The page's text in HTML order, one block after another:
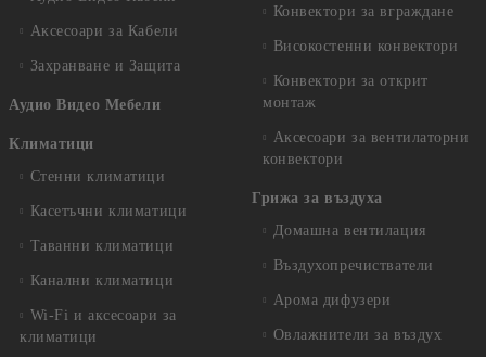
Аксесоари за Кабели
Захранване и Защита
Аудио Видео Мебели
Климатици
Стенни климатици
Касетъчни климатици
Таванни климатици
Канални климатици
Wi-Fi и аксесоари за
климатици
Конвектори за вграждане
Високостенни конвектори
Конвектори за открит
монтаж
Аксесоари за вентилаторни
конвектори
Грижа за въздуха
Домашна вентилация
Въздухопречистватели
Арома дифузери
Овлажнители за въздух